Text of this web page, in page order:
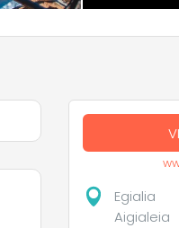
Egialia
Aigialeia